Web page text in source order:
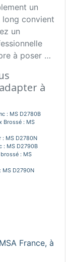
un
long convient
un
à poser et
à
: MS D2780B
Brossé : MS
: MS D2780N
: MS D2790B
: MS
MS D2790N
France, à